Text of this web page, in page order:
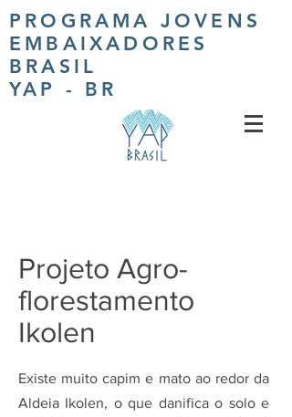
PROGRAMA JOVENS
EMBAIXADORES
BRASIL
YAP - BR
Projeto Agro-
florestamento
Ikolen
Existe muito capim e mato ao redor da
Aldeia Ikolen, o que danifica o solo e